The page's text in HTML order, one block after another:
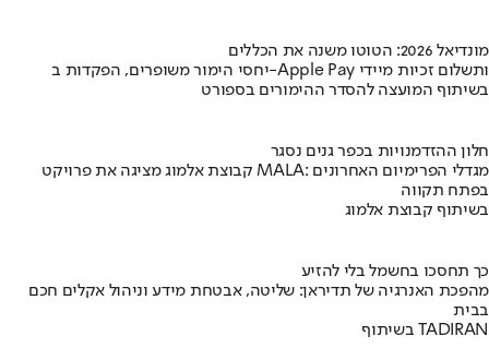
מונדיאל 2026: הטוטו משנה את הכללים
יחסי הימור משופרים, הפקדות ב-Apple Pay ותשלום זכיות מיידי
בשיתוף המועצה להסדר ההימורים בספורט
חלון ההזדמנויות בכפר גנים נסגר
קבוצת אלמוג מציגה את פרויקט MALA: מגדלי הפרימיום האחרונים
בפתח תקווה
בשיתוף קבוצת אלמוג
כך תחסכו בחשמל בלי להזיע
מהפכת האנרגיה של תדיראן: שליטה, אבטחת מידע וניהול אקלים חכם
בבית
בשיתוף TADIRAN